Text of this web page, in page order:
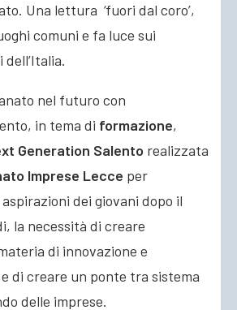
Una lettura ‘fuori dal coro’,
comuni e fa luce sui
nel futuro con
in tema di formazione,
Generation Salento realizzata
Imprese Lecce per
dei giovani dopo il
la necessità di creare
di innovazione e
di creare un ponte tra sistema
delle imprese.